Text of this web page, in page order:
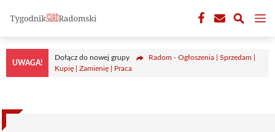
treści
UWAGA!
Dołącz do nowej grupy
Radom - Ogłoszenia | Sprzedam |
Kupię | Zamienię | Praca